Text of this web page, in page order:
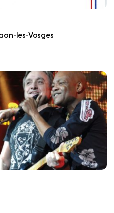
les-Vosges